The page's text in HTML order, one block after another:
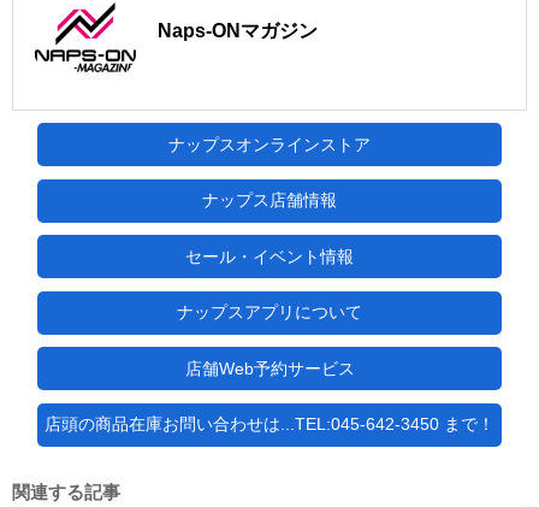
Naps-ONマガジン
ナップスオンラインストア
ナップス店舗情報
セール・イベント情報
ナップスアプリについて
店舗Web予約サービス
店頭の商品在庫お問い合わせは...TEL:045-642-3450 まで！
関連する記事